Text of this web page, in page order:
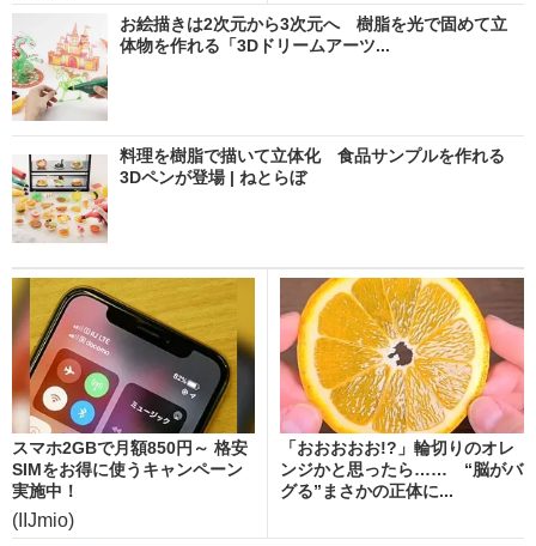
お絵描きは2次元から3次元へ 樹脂を光で固めて立
体物を作れる「3Dドリームアーツ...
料理を樹脂で描いて立体化 食品サンプルを作れる
3Dペンが登場 | ねとらぼ
スマホ2GBで月額850円～ 格安
SIMをお得に使うキャンペーン
実施中！
(IIJmio)
「おおおおお!?」輪切りのオレ
ンジかと思ったら…… “脳がバ
グる”まさかの正体に...